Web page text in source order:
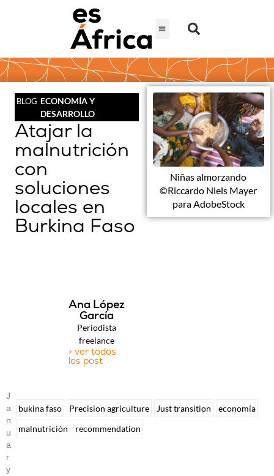
BLOG ECONOMÍA Y
DESARROLLO
Atajar la
malnutrición
con
soluciones
locales en
Burkina Faso
Niñas almorzando
©Riccardo Niels Mayer
para AdobeStock
Ana López
García
Periodista
freelance
> ver todos
los post
J
A
N
U
A
R
Y
bukina faso Precision agriculture Just transition
economía
malnutrición
recommendation